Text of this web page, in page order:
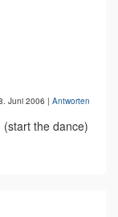
Juni 2006 | Antworten
the dance)